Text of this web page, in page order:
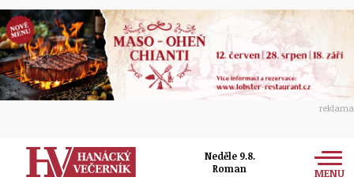
reklama
Neděle 9.8.
Roman
MENU